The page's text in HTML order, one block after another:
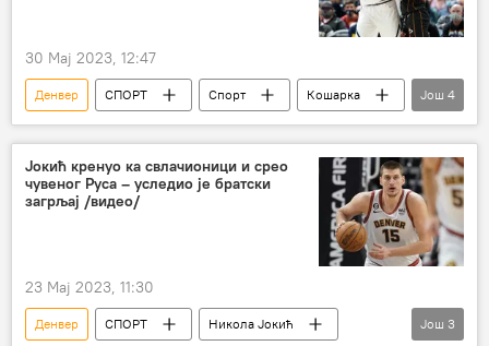
30 Мај 2023, 12:47
Денвер СПОРТ Спорт
Кошарка
Мајами
НБА
Никола Јокић
Џими Батлер
Још 4
Јокић кренуо ка свлачионици и срео
чувеног Руса – уследио је братски
загрљај /видео/
23 Мај 2023, 11:30
Денвер СПОРТ
Никола Јокић
Још 3